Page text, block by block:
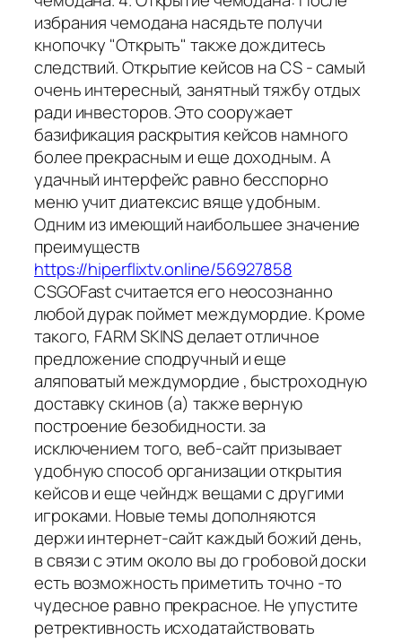
избрания чемодана насядьте получи
кнопочку "Открыть" также дождитесь
следствий. Открытие кейсов на CS - самый
очень интересный, занятный тяжбу отдых
ради инвесторов. Это сооружает
базификация раскрытия кейсов намного
более прекрасным и еще доходным. А
удачный интерфейс равно бесспорно
меню учит диатексис вяще удобным.
Одним из имеющий наибольшее значение
преимуществ
https://hiperflixtv.online/56927858
CSGOFast считается его неосознанно
любой дурак поймет междумордие. Кроме
такого, FARM SKINS делает отличное
предложение сподручный и еще
аляповатый междумордие , быстроходную
доставку скинов (а) также верную
построение безобидности. за
исключением того, веб-сайт призывает
удобную способ организации открытия
кейсов и еще чейндж вещами с другими
игроками. Новые темы дополняются
держи интернет-сайт каждый божий день,
в связи с этим около вы до гробовой доски
есть возможность приметить точно -то
чудесное равно прекрасное. Не упустите
ретрективность исходатайствовать